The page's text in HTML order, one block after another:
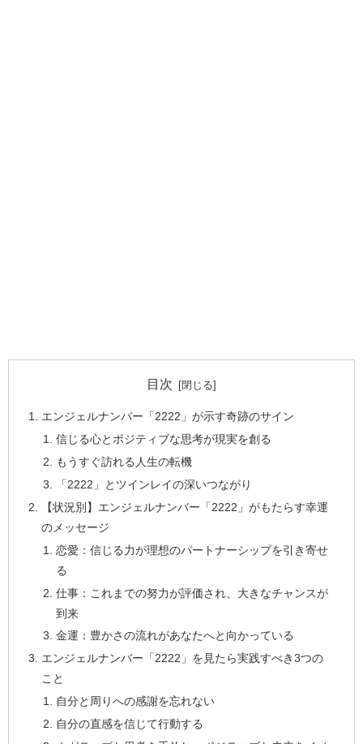
目次
エンジェルナンバー「2222」が示す奇跡のサイン
信じる心とポジティブな思考が現実を創る
もうすぐ訪れる人生の転機
「2222」とツインレイの深いつながり
【状況別】エンジェルナンバー「2222」がもたらす幸運
のメッセージ
恋愛：信じる力が理想のパートナーシップを引き寄せ
る
仕事：これまでの努力が評価され、大きなチャンスが
到来
金運：豊かさの流れがあなたへと向かっている
エンジェルナンバー「2222」を見たら実践すべき3つの
こと
自分と周りへの感謝を忘れない
自分の直感を信じて行動する